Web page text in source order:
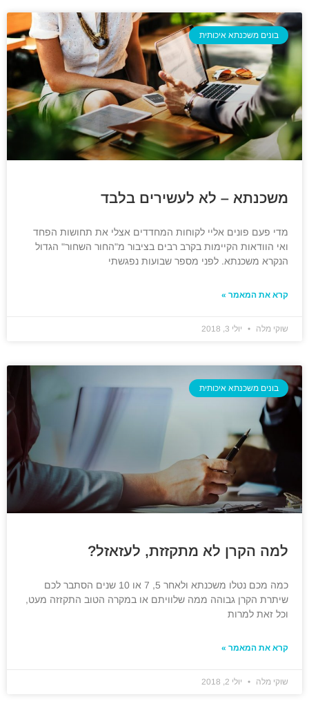
בונים משכנתא איכותית
משכנתא – לא לעשירים בלבד
מדי פעם פונים אליי לקוחות המחדדים אצלי את תחושות הפחד
ואי הוודאות הקיימות בקרב רבים בציבור מ"החור השחור" הגדול
הנקרא משכנתא. לפני מספר שבועות נפגשתי
קרא את המאמר »
שוקי מלה יולי 3, 2018
בונים משכנתא איכותית
למה הקרן לא מתקזזת, לעזאזל?
כמה מכם נטלו משכנתא ולאחר 5, 7 או 10 שנים הסתבר לכם
שיתרת הקרן גבוהה ממה שלוויתם או במקרה הטוב התקזזה מעט,
וכל זאת למרות
קרא את המאמר »
שוקי מלה יולי 2, 2018